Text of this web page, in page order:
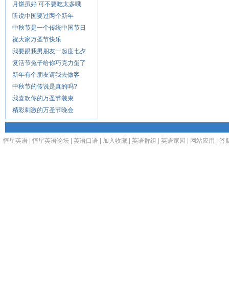
月饼虽好 可不要吃太多哦
听说中国要过两个新年
中秋节是一个传统中国节日
祝大家万圣节快乐
我要跟我男朋友一起度七夕
复活节兔子给你巧克力蛋了
新年有个朋友请我去做客
中秋节的传说是真的吗?
我喜欢你的万圣节装束
精彩刺激的万圣节晚会
恒星英语 恒星英语论坛 英语口语 加入收藏 英语群组 英语家园 网站应用 答